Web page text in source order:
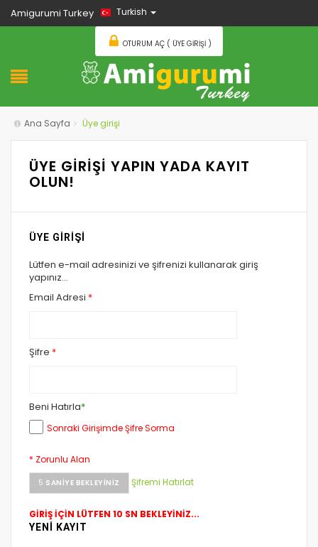
Amigurumi Turkey Turkish
OTURUM AÇ ( ÜYE GIRIŞI )
Ana Sayfa Üye girişi
ÜYE GİRİŞİ YAPIN YADA KAYIT
OLUN!
ÜYE GİRİŞİ
Lütfen e-mail adresinizi ve şifrenizi kullanarak giriş
yapınız...
Email Adresi *
Şifre *
Beni Hatırla*
Sonraki Girişimde Şifre Sorma
* Zorunlu Alan
5 SANIYE BEKLEYINIZ Şifremi Hatırlat
GİRİŞ İÇİN LÜTFEN 10 SN BEKLEYİNİZ...
YENİ KAYIT